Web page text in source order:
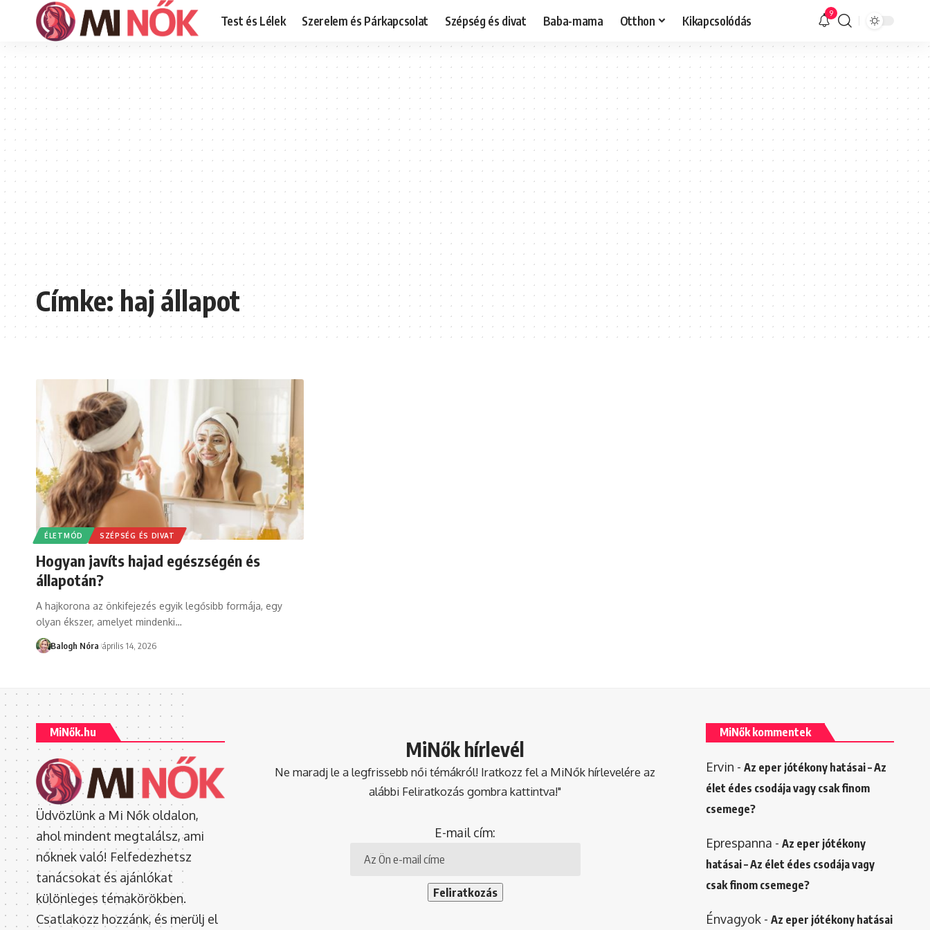
Test és Lélek Szerelem és Párkapcsolat Szépség és divat Baba-mama Otthon Kikapcsolódás 9
Címke:haj állapot
ÉLETMÓD SZÉPSÉG ÉS DIVAT
Hogyan javíts hajad egészségén és
állapotán?
A hajkorona az önkifejezés egyik legősibb formája, egy
olyan ékszer, amelyet mindenki…
Balogh Nóra április 14, 2026
MiNők.hu
Üdvözlünk a Mi Nők oldalon,
ahol mindent megtalálsz, ami
nőknek való! Felfedezhetsz
tanácsokat és ajánlókat
különleges témakörökben.
Csatlakozz hozzánk, és merülj el
MiNők hírlevél
Ne maradj le a legfrissebb női témákról! Iratkozz fel a MiNők hírlevelére az
alábbi Feliratkozás gombra kattintva!"
E-mail cím:
MiNők kommentek
Ervin - Az eper jótékony hatásai – Az
élet édes csodája vagy csak finom
csemege?
Eprespanna - Az eper jótékony
hatásai – Az élet édes csodája vagy
csak finom csemege?
Énvagyok- Az eper jótékony hatásai